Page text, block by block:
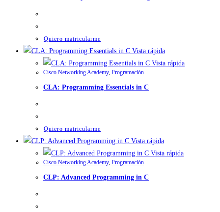
Quiero matricularme
Vista rápida
Vista rápida
Cisco Networking Academy, Programación
CLA: Programming Essentials in C
Quiero matricularme
Vista rápida
Vista rápida
Cisco Networking Academy, Programación
CLP: Advanced Programming in C